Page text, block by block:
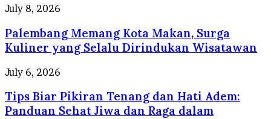
Resmi
dengan
Pelayanan
Profesional
Internasional
Palembang
Kota
Makan,
Surga
Kuliner
yang
Selalu
Dirindukan
Wisatawan
July 8, 2026
Palembang Memang Kota Makan, Surga
Kuliner yang Selalu Dirindukan Wisatawan
Tips
Pikiran
Tenang
July 6, 2026
Tips Biar Pikiran Tenang dan Hati Adem:
Panduan Sehat Jiwa dan Raga dalam